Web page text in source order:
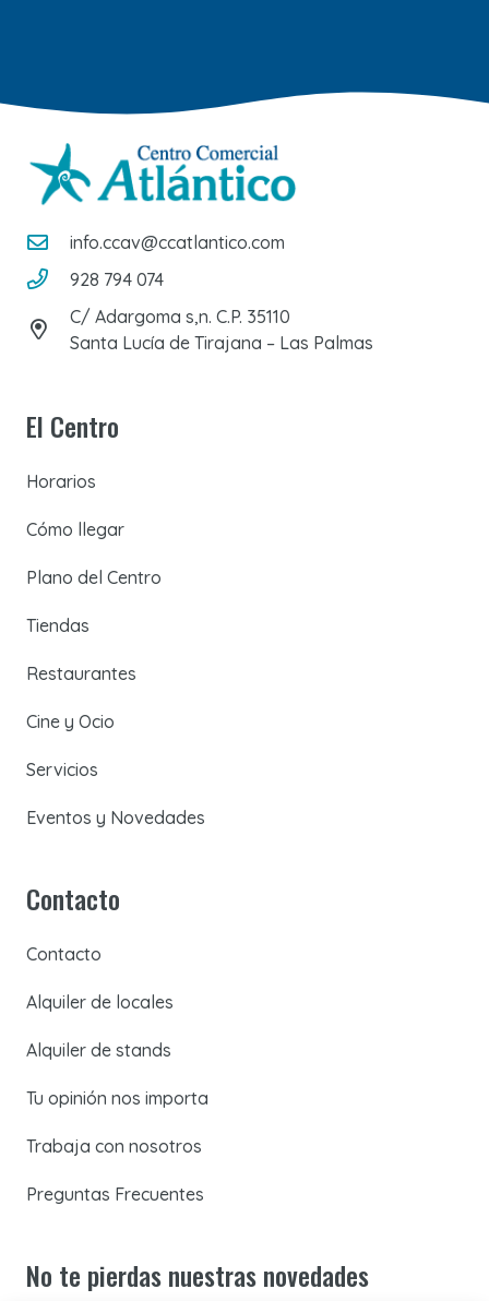
info.ccav@ccatlantico.com
928 794 074
C/ Adargoma s,n. C.P. 35110
Santa Lucía de Tirajana – Las Palmas
El Centro
Horarios
Cómo llegar
Plano del Centro
Tiendas
Restaurantes
Cine y Ocio
Servicios
Eventos y Novedades
Contacto
Contacto
Alquiler de locales
Alquiler de stands
Tu opinión nos importa
Trabaja con nosotros
Preguntas Frecuentes
No te pierdas nuestras novedades